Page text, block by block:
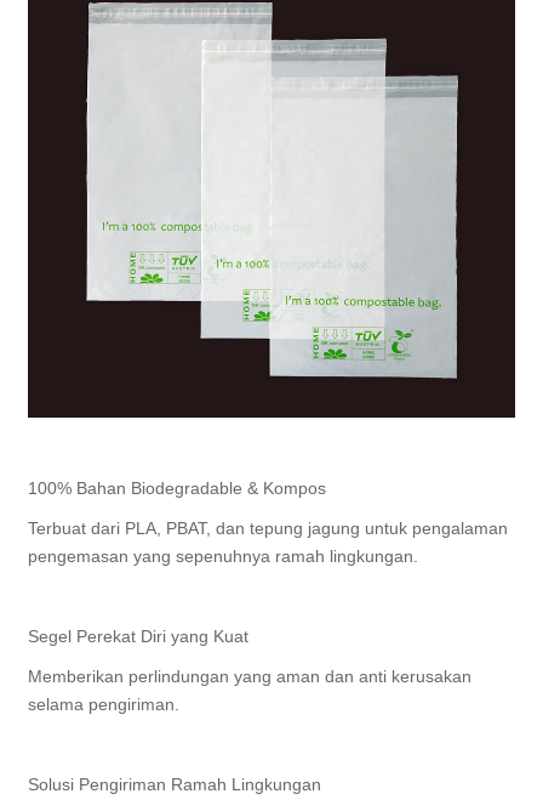
100% Bahan Biodegradable & Kompos
Terbuat dari PLA, PBAT, dan tepung jagung untuk pengalaman
pengemasan yang sepenuhnya ramah lingkungan.
Segel Perekat Diri yang Kuat
Memberikan perlindungan yang aman dan anti kerusakan
selama pengiriman.
Solusi Pengiriman Ramah Lingkungan